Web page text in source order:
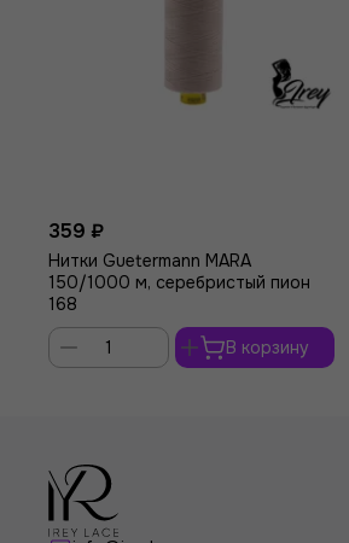
359 ₽
Нитки Guetermann MARA
150/1000 м, серебристый пион
168
В корзину